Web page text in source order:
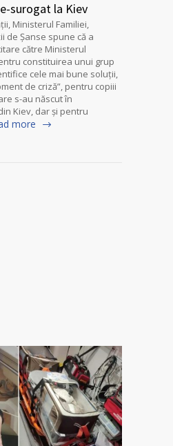
surogat la Kiev
Ministerul Familiei,
de Șanse spune că a
către Ministerul
constituirea unui grup
cele mai bune soluții,
de criză”, pentru copiii
s-au născut în
Kiev, dar și pentru
more